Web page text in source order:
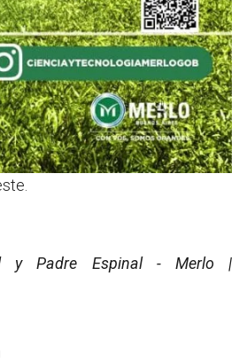
y Padre Espinal - Merlo |